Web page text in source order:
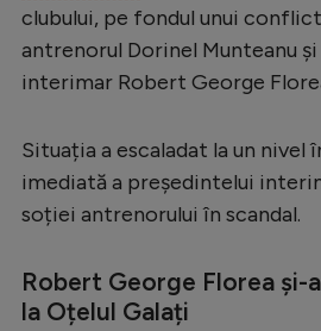
Bundesliga
Ligue 1
Starurile fotbalului
EURO 2024
Clasamente
clubului, pe fondul unui
antrenorul Dorinel Munteanu
interimar Robert George
Situația a escaladat la un nivel
imediată a președintelui
soției antrenorului în scandal.
Robert George Florea și-
la Oțelul Galați